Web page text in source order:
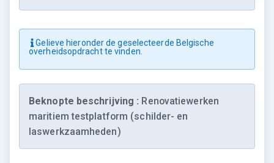
Gelieve hieronder de geselecteerde Belgische
overheidsopdracht te vinden.
Beknopte beschrijving : Renovatiewerken
maritiem testplatform (schilder- en
laswerkzaamheden)